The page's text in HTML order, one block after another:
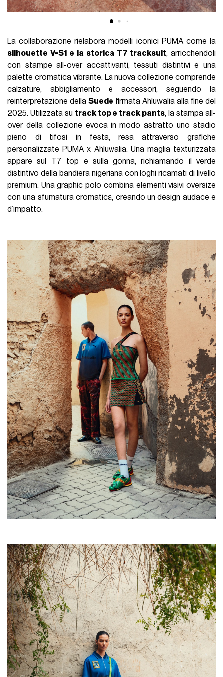
La collaborazione rielabora modelli iconici PUMA come la
silhouette V-S1 e la storica T7 tracksuit, arricchendoli
con stampe all-over accattivanti, tessuti distintivi e una
palette cromatica vibrante. La nuova collezione comprende
calzature, abbigliamento e accessori, seguendo la
reinterpretazione dellaSuede firmata Ahluwalia alla fine del
2025. Utilizzata su track top e track pants, la stampa all-
over della collezione evoca in modo astratto uno stadio
pieno di tifosi in festa, resa attraverso grafiche
personalizzate PUMA x Ahluwalia. Una maglia texturizzata
appare sul T7 top e sulla gonna, richiamando il verde
distintivo della bandiera nigeriana con loghi ricamati di livello
premium. Una graphic polo combina elementi visivi oversize
con una sfumatura cromatica, creando un design audace e
d’impatto.